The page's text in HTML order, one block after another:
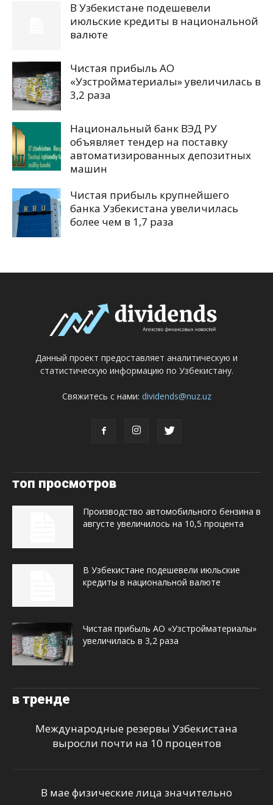
В Узбекистане подешевели
июльские кредиты в национальной
валюте
Чистая прибыль АО
«Узстройматериалы» увеличилась в
3,2 раза
Национальный банк ВЭД РУ
объявляет тендер на поставку
автоматизированных депозитных
машин
Чистая прибыль крупнейшего
банка Узбекистана увеличилась
более чем в 1,7 раза
Данный проект предоставляет аналитическую и
статистическую информацию по Узбекистану.
Свяжитесь с нами: dividends@nuz.uz
топ просмотров
Производство автомобильного бензина в
августе увеличилось на 10,5 процента
В Узбекистане подешевели июльские
кредиты в национальной валюте
Чистая прибыль АО «Узстройматериалы»
увеличилась в 3,2 раза
в тренде
Международные резервы Узбекистана
выросли почти на 10 процентов
В мае физические лица значительно